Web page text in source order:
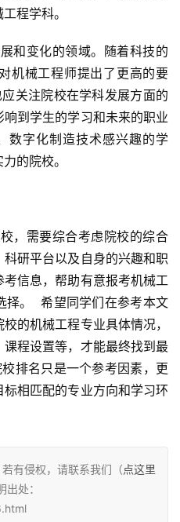
程学科。
机械工程师提出了更高的要
关注院校在学科发展方面的
到学生的学习和未来的职业
数字化制造技术感兴趣的学
的院校。
研平台以及自身的兴趣和职
信息，帮助有意报考机械工
择。  希望同学们在参考本文
的机械工程专业具体情况，
程设置等，才能最终找到最
排名只是一个参考因素，更
相匹配的专业方向和学习环
有侵权，请联系我们（点这里
处：